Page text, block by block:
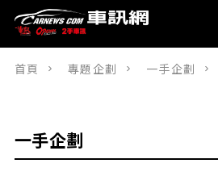
首頁 專題企劃 一手企劃
一手企劃